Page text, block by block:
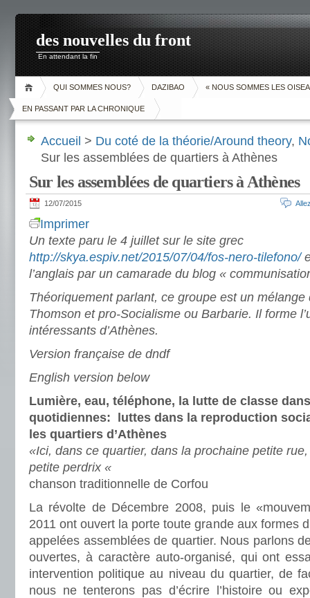
des nouvelles du front
En attendant la fin
QUI SOMMES NOUS? DAZIBAO « NOUS SOMMES LES
EN PASSANT PAR LA CHRONIQUE
Accueil > Du coté de la théorie/Around theory,
Sur les assemblées de quartiers à Athènes
Sur les assemblées de quartiers à Athènes
12/07/2015
Imprimer
Un texte paru le 4 juillet sur le site grec
http://skya.espiv.net/2015/07/04/fos-nero-tilefono/
l’anglais par un camarade du blog «
Théoriquement parlant, ce groupe est un
Thomson et pro-Socialisme ou Barbarie. Il forme
intéressants d’Athènes.
Version française de dndf
English version below
Lumière, eau, téléphone, la lutte de classe
quotidiennes: luttes dans la reproduction
les quartiers d’Athènes
«Ici, dans ce quartier, dans la prochaine petite
petite perdrix «
chanson traditionnelle de Corfou
La révolte de Décembre 2008, puis le
2011 ont ouvert la porte toute grande aux formes
appelées assemblées de quartier. Nous parlons
ouvertes, à caractère auto-organisé, qui ont
intervention politique au niveau du quartier, de
nous ne tenterons pas d’écrire l’histoire ou